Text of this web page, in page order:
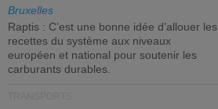
Bruxelles
Raptis : C’est une bonne idée d’allouer les
recettes du système aux niveaux
européen et national pour soutenir les
carburants durables.